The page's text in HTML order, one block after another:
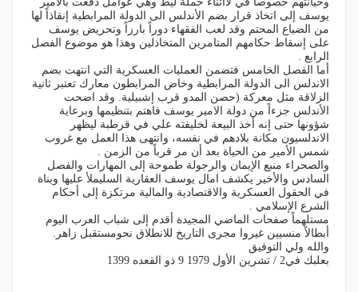
يوسف إلى اتخاذ قرار بضم الأندلس الى الدولة المرابطية إنقاذاً لها
من الضياع المحتم وقد لعب الفقهاء دوراً بارزاً وتحريض يوسف
على إسقاط حكامهم المتامرين المتخاذلين وهذا هو موضوع الفصل
الرابع .
أما الفصل الخامس فتضمن العمليات العسكرية التي انتهت بضم
الاندلس الى الدولة المرابطية وخاض المرابطون معارك تعتبر ثانية
الزلاقة مثل معركة (حصن المدو قرب إشبيلية. وقد اضحت
الأندلس جزءاً من دولة الامير يوسف فاهتم بتنظيمها وبرعاية
شؤونها حتى إنه أخذ البيعة لخليفته علي في قرطبة ليظهر
الاندلسيون مكانة بلادهم في نفسه، وانتهى هذا العمل مع غروب
شمس الأمير من الحياة بعد أن مر قرباً من الزمن .
والصحراء منبع الإيمان والرجولة طموحة إلى المهارات والفصل
السادس والأخير يكشف امال يوسف العقارية السليملأ عليها وبناة
في الحقول العسكرية والاقتصادية والمالية مرتكزة إلى أحكام
الشرع الإسلامي .
مستلهماً صفحات الماضي المجيدة أقدم إلى شباب العرب اليوم
أبطالاً منسيين غيروا مجرى التاريخ للانطلاق نحومستقبل زاهر.
والله ولي التوفيق
بعلبك في2 / تشرين الأول 1979 9 ذو القعده 1399